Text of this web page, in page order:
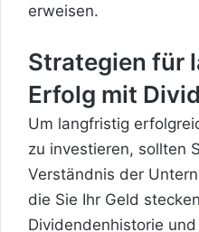
erweisen.
Strategien für
Erfolg mit
Um langfristig
zu investieren, sollten
Verständnis der
die Sie Ihr Geld
Dividendenhistorie